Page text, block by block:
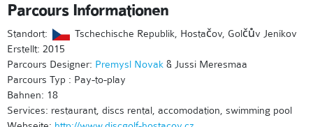
Parcours Informationen
Standort:
Tschechische Republik, Hostačov, Golčův Jeníkov
Erstellt: 2015
Parcours Designer: Premysl Novak & Jussi Meresmaa
Parcours Typ : Pay-to-play
Bahnen: 18
Services: restaurant, discs rental, accomodation, swimming pool